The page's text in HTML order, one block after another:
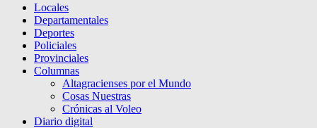
Locales
Departamentales
Deportes
Policiales
Provinciales
Columnas
Altagracienses por el Mundo
Cosas Nuestras
Crónicas al Voleo
Diario digital